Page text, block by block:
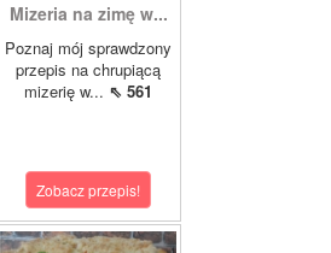
Mizeria na zimę w...
Poznaj mój sprawdzony
przepis na chrupiącą
mizerię w... ⇖ 561
Zobacz przepis!